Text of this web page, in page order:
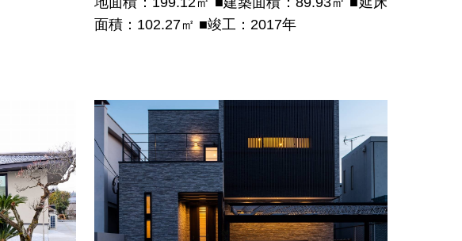
面積：102.27㎡ ■竣工：2017年